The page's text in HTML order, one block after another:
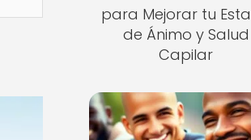
para Mejorar tu
de Ánimo y Salud
Capilar